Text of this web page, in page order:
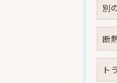
別
断
ト